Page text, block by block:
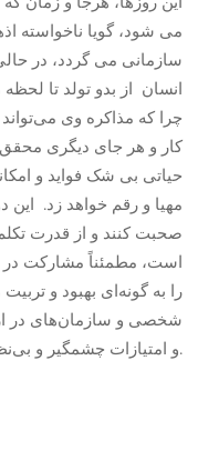
می شود، گویا ناخواسته
سازمانی می گردد، در
انسان از بدو تولد تا
چرا که مذاکره وی
کار و هر جای دیگری
حیاتی بی شک فواید و
مهیا و رقم خواهد زد. این
صحبت کنند و از قدرت تکلم
است، مطمئناً مشارکت در
را به‌ گونه‌ای بهبود و
شخصی و سازمان‌های در
و امتیازات چشمگیر و بی‌نظیر را به ارمغان بیاورد.